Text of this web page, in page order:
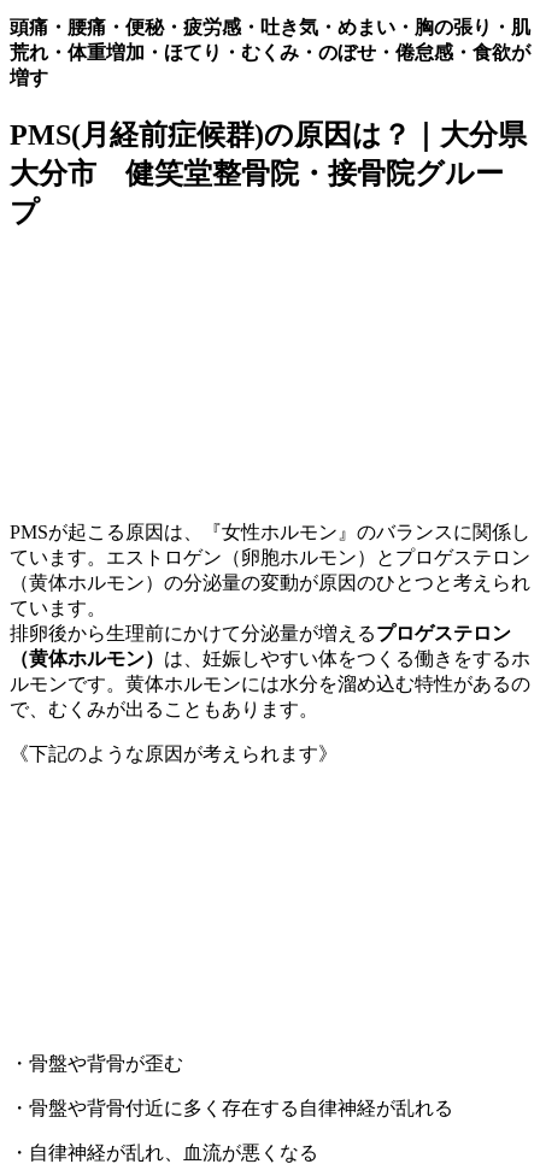
頭痛・腰痛・便秘・疲労感・吐き気・めまい・胸の張り・肌
荒れ・体重増加・ほてり・むくみ・のぼせ・倦怠感・食欲が
増す
PMS(月経前症候群)の原因は？｜大分県
大分市 健笑堂整骨院・接骨院グルー
プ
PMSが起こる原因は、『女性ホルモン』のバランスに関係し
ています。エストロゲン（卵胞ホルモン）とプロゲステロン
（黄体ホルモン）の分泌量の変動が原因のひとつと考えられ
ています。
排卵後から生理前にかけて分泌量が増えるプロゲステロン
（黄体ホルモン） は、妊娠しやすい体をつくる働きをするホ
ルモンです。黄体ホルモンには水分を溜め込む特性があるの
で、むくみが出ることもあります。
《下記のような原因が考えられます》
・骨盤や背骨が歪む
・骨盤や背骨付近に多く存在する自律神経が乱れる
・自律神経が乱れ、血流が悪くなる